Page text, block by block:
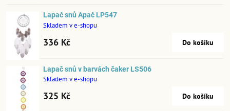
Lapač snů Apač LP547
Skladem v e-shopu
336 Kč Do košíku
Lapač snů v barvách čaker LS506
Skladem v e-shopu
325 Kč Do košíku